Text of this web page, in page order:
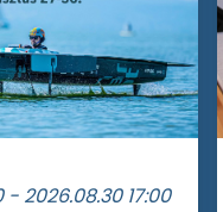
- 2026.08.30 17:00